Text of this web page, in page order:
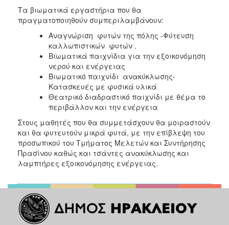
ΑΝΘΕΚΤΙΚΗ
ΠΟΛΗ
Τα βιωματικά εργαστήρια που θα
πραγματοποιηθούν συμπεριλαμβάνουν:
Αναγνώριση φυτών της πόλης -Φύτευση
καλλωπιστικών φυτών .
Βιωματικά παιχνίδια για την εξοικονόμηση
νερού και ενέργειας
Βιωματικό παιχνίδι ανακύκλωσης-
Κατασκευές με φυσικά υλικά
Θεατρικό διαδραστικό παιχνίδι με θέμα το
περιβάλλον και την ενέργεια
Στους μαθητές που θα συμμετάσχουν θα μοιραστούν
και θα φυτευτούν μικρά φυτά, με την επίβλεψη του
προσωπικού του Τμήματος Μελετών και Συντήρησης
Πρασίνου καθώς και τσάντες ανακύκλωσης και
λαμπτήρες εξοικονόμησης ενέργειας.